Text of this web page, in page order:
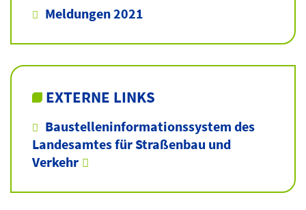
Meldungen 2021
EXTERNE LINKS
Baustelleninformationssystem des
Landesamtes für Straßenbau und
Verkehr